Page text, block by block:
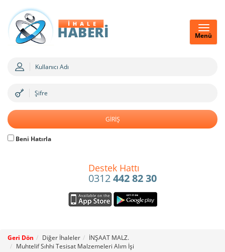
Menü
Beni Hatırla
Destek Hattı
0312442 82 30
Geri Dön Diğer İhaleler
İNŞAAT MALZ.
Muhtelif Sıhhi Tesisat Malzemeleri Alım İşi